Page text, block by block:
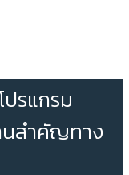
รแกรม
นสำคัญทาง